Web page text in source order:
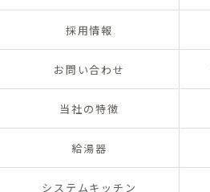
採用情報
お問い合わせ
当社の特徴
給湯器
システムキッチン